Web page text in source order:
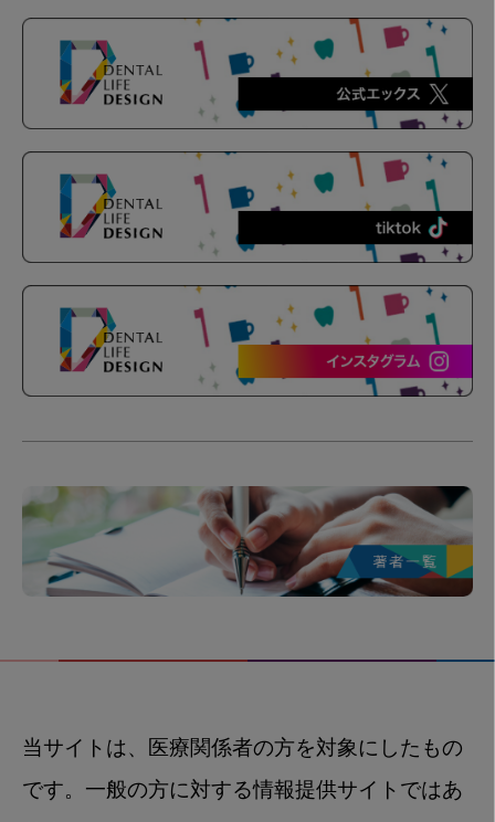
当サイトは、医療関係者の方を対象にしたもの
です。一般の方に対する情報提供サイトではあ